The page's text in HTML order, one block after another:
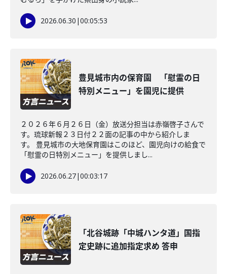
2026.06.30 |00:05:53
豊見城市内の保育園 「慰霊の日
特別メニュー」を園児に提供
２０２６年６月２６日（金）放送分担当は赤嶺啓子さんで
す。琉球新報２３日付２２面の記事の中から紹介しま
す。 豊見城市の大地保育園はこのほど、園児向けの給食で
「慰霊の日特別メニュー」を提供しまし...
2026.06.27|00:03:17
「北谷城跡「中城ハンタ道」国指
定史跡に追加指定求め 答申